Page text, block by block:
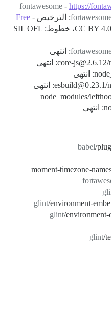
- https://
Free
(أيقونات: CC BY 4.0، خطوط: SIL OFL
/
/environment-
/environment-
/